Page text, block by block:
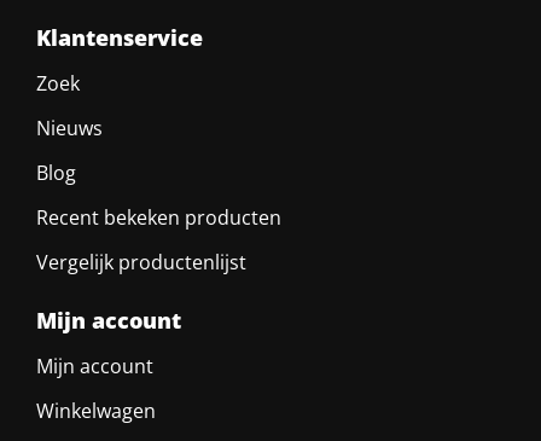
Klantenservice
Zoek
Nieuws
Blog
Recent bekeken producten
Vergelijk productenlijst
Mijn account
Mijn account
Winkelwagen